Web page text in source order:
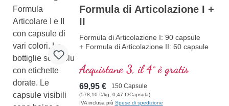
Formula di Articolazione I +
II
Formula di Articolazione I: 90 capsule
+ Formula di Articolazione II: 60 capsule
Acquistane 3, il 4° è gratis
69,95 € 150 Capsule
(578,10 €/kg, 0,47 €/Capsula)
IVA inclusa più Spese di spedizione